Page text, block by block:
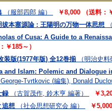
（服部四郎 編）
￥8,000 （送料：
本塞源論 : 王陽明の万物一体思想
of Cusa: A Guide to a
￥185～）
装版(1977年版) 全12巻揃
（明治史
and Islam: Polemic and Dialogue
Tvrtkovic (編集), Donald
録
（古賀茂作, 鈴木亨 編著）
￥
追想
（社会思想研究会 編）
￥